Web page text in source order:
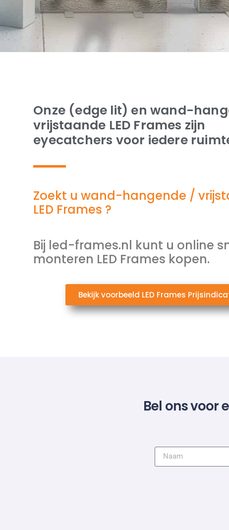
Onze (edge lit) en wand-
vrijstaande LED Frames zijn
eyecatchers voor iedere
Zoekt u wand-hangende /
LED Frames ?
Bij led-frames.nl kunt u online
monteren LED Frames kopen.
Bekijk voorbeeld LED Frames
Bel ons voor